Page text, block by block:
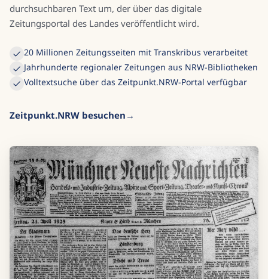
durchsuchbaren Text um, der über das digitale
Zeitungsportal des Landes veröffentlicht wird.
20 Millionen Zeitungsseiten mit Transkribus verarbeitet
Jahrhunderte regionaler Zeitungen aus NRW-Bibliotheken
Volltextsuche über das Zeitpunkt.NRW-Portal verfügbar
Zeitpunkt.NRW besuchen